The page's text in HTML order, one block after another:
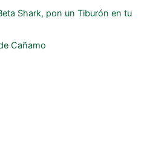
Shark, pon un Tiburón en tu
Cañamo